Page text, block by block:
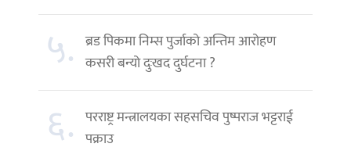
५. ब्रड पिकमा निम्स पुर्जाको अन्तिम आरोहण
कसरी बन्यो दुःखद दुर्घटना ?
६. परराष्ट्र मन्त्रालयका सहसचिव पुष्पराज भट्टराई
पक्राउ